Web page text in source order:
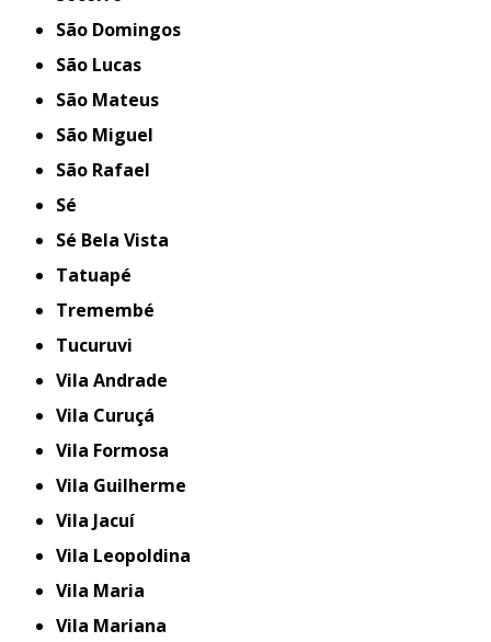
São Domingos
São Lucas
São Mateus
São Miguel
São Rafael
Sé
Sé Bela Vista
Tatuapé
Tremembé
Tucuruvi
Vila Andrade
Vila Curuçá
Vila Formosa
Vila Guilherme
Vila Jacuí
Vila Leopoldina
Vila Maria
Vila Mariana